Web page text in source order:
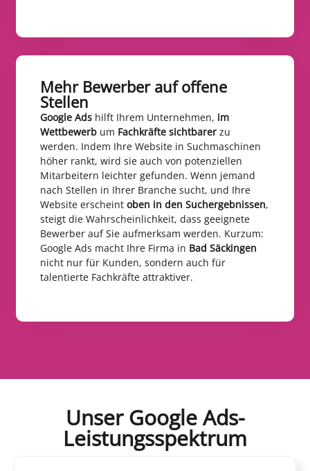
Mehr Bewerber auf offene
Stellen​
Google Ads hilft Ihrem Unternehmen, im
Wettbewerb um Fachkräfte sichtbarer zu
werden. Indem Ihre Website in Suchmaschinen
höher rankt, wird sie auch von potenziellen
Mitarbeitern leichter gefunden. Wenn jemand
nach Stellen in Ihrer Branche sucht, und Ihre
Website erscheint oben in den Suchergebnissen,
steigt die Wahrscheinlichkeit, dass geeignete
Bewerber auf Sie aufmerksam werden. Kurzum:
Google Ads macht Ihre Firma in Bad Säckingen
nicht nur für Kunden, sondern auch für
talentierte Fachkräfte attraktiver.
Unser Google Ads-
Leistungsspektrum